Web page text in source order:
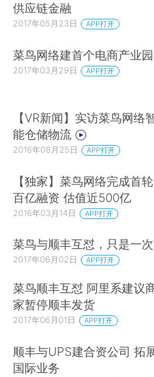
供应链金融
2017年05月23日 APP打开
菜鸟网络建首个电商产业园
2017年03月29日 APP打开
【VR新闻】实访菜鸟网络
能仓储物流
2016年08月25日 APP打开
【独家】菜鸟网络完成首
百亿融资 估值近500亿
2016年03月14日 APP打开
菜鸟与顺丰互怼，只是一
2017年06月02日 APP打开
菜鸟顺丰互怼 阿里系建议
家暂停顺丰发货
2017年06月01日 APP打开
顺丰与UPS建合资公司 拓
国际业务